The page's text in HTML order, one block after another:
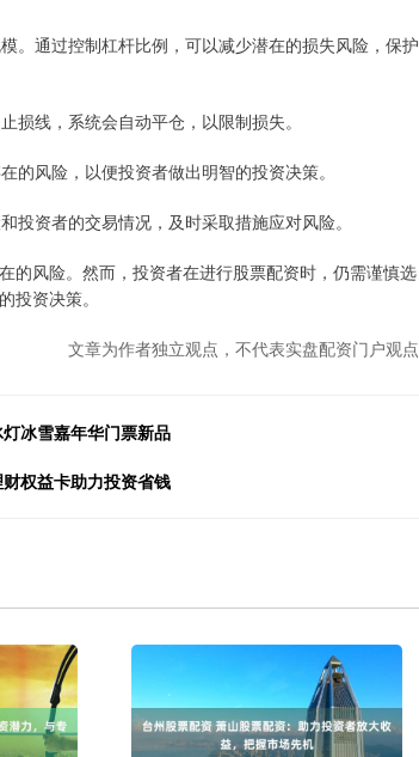
。通过控制杠杆比例，可以减少潜在的损失风险，保护
损线，系统会自动平仓，以限制损失。
风险，以便投资者做出明智的投资决策。
资者的交易情况，及时采取措施应对风险。
的风险。然而，投资者在进行股票配资时，仍需谨慎选
投资决策。
文章为作者独立观点，不代表实盘配资门户观点
冰雪嘉年华门票新品
权益卡助力投资省钱